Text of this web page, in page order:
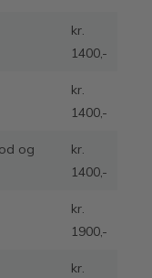
kr.
1400,-
kr.
1400,-
og
kr.
1400,-
kr.
1900,-
kr.